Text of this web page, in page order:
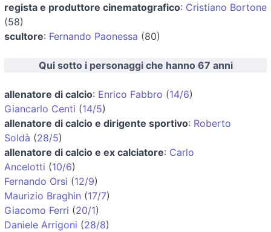
regista e produttore cinematografico: Cristiano Bortone
(58)
scultore: Fernando Paonessa (80)
Qui sotto i personaggi che hanno 67 anni
allenatore di calcio: Enrico Fabbro (14/6)
Giancarlo Centi (14/5)
allenatore di calcio e dirigente sportivo: Roberto
Soldà (28/5)
allenatore di calcio e ex calciatore: Carlo
Ancelotti (10/6)
Fernando Orsi (12/9)
Maurizio Braghin (17/7)
Giacomo Ferri (20/1)
Daniele Arrigoni (28/8)